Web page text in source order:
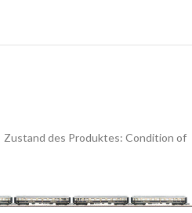
Zustand des Produktes: Condition of